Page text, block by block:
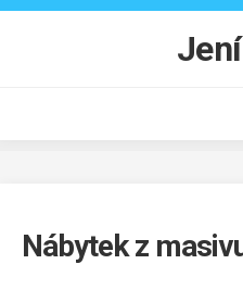
Skip
Byt
Nábytek z